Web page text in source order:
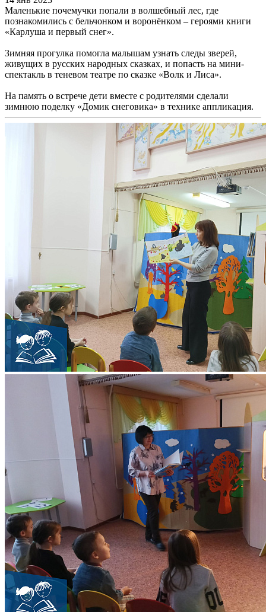
Маленькие почемучки попали в волшебный лес, где
познакомились с бельчонком и воронёнком – героями книги
«Карлуша и первый снег».
Зимняя прогулка помогла малышам узнать следы зверей,
живущих в русских народных сказках, и попасть на мини-
спектакль в теневом театре по сказке «Волк и Лиса».
На память о встрече дети вместе с родителями сделали
зимнюю поделку «Домик снеговика» в технике аппликация.